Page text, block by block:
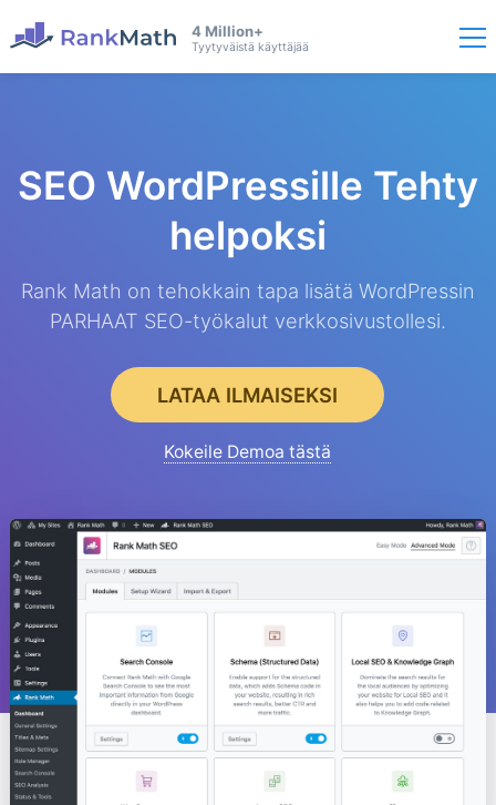
4 Million+
Tyytyväistä käyttäjää
SEO WordPressille Tehty
helpoksi
Rank Math on tehokkain tapa lisätä WordPressin
PARHAAT SEO-työkalut verkkosivustollesi.
LATAA ILMAISEKSI
Kokeile Demoa tästä